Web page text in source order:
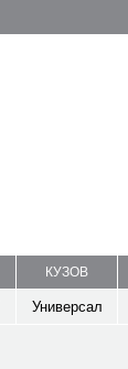
КУЗОВ
Универсал